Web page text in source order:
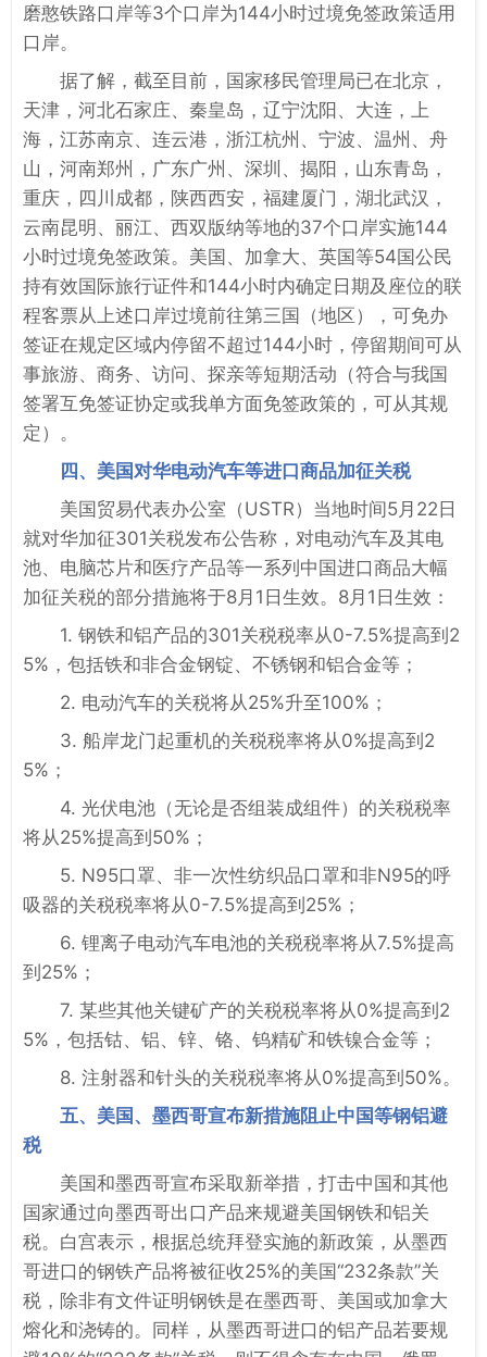
磨憨铁路口岸等3个口岸为144小时过境免签政策适用
口岸。
据了解，截至目前，国家移民管理局已在北京，
天津，河北石家庄、秦皇岛，辽宁沈阳、大连，上
海，江苏南京、连云港，浙江杭州、宁波、温州、舟
山，河南郑州，广东广州、深圳、揭阳，山东青岛，
重庆，四川成都，陕西西安，福建厦门，湖北武汉，
云南昆明、丽江、西双版纳等地的37个口岸实施144
小时过境免签政策。美国、加拿大、英国等54国公民
持有效国际旅行证件和144小时内确定日期及座位的联
程客票从上述口岸过境前往第三国（地区），可免办
签证在规定区域内停留不超过144小时，停留期间可从
事旅游、商务、访问、探亲等短期活动（符合与我国
签署互免签证协定或我单方面免签政策的，可从其规
定）。
四、美国对华电动汽车等进口商品加征关税
美国贸易代表办公室（USTR）当地时间5月22日
就对华加征301关税发布公告称，对电动汽车及其电
池、电脑芯片和医疗产品等一系列中国进口商品大幅
加征关税的部分措施将于8月1日生效。8月1日生效：
1. 钢铁和铝产品的301关税税率从0-7.5%提高到2
5%，包括铁和非合金钢锭、不锈钢和铝合金等；
2. 电动汽车的关税将从25%升至100%；
3. 船岸龙门起重机的关税税率将从0%提高到2
5%；
4. 光伏电池（无论是否组装成组件）的关税税率
将从25%提高到50%；
5. N95口罩、非一次性纺织品口罩和非N95的呼
吸器的关税税率将从0-7.5%提高到25%；
6. 锂离子电动汽车电池的关税税率将从7.5%提高
到25%；
7. 某些其他关键矿产的关税税率将从0%提高到2
5%，包括钴、铝、锌、铬、钨精矿和铁镍合金等；
8. 注射器和针头的关税税率将从0%提高到50%。
五、美国、墨西哥宣布新措施阻止中国等钢铝避
税
美国和墨西哥宣布采取新举措，打击中国和其他
国家通过向墨西哥出口产品来规避美国钢铁和铝关
税。白宫表示，根据总统拜登实施的新政策，从墨西
哥进口的钢铁产品将被征收25%的美国“232条款”关
税，除非有文件证明钢铁是在墨西哥、美国或加拿大
熔化和浇铸的。同样，从墨西哥进口的铝产品若要规